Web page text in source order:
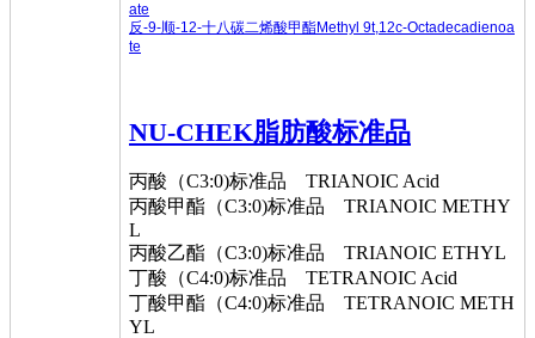
ate
反-9-顺-12-十八碳二烯酸甲酯Methyl 9t,12c-Octadecadienoa
te
NU-CHEK脂肪酸标准品
丙酸（C3:0)标准品 TRIANOIC Acid
丙酸甲酯（C3:0)标准品 TRIANOIC METHY
L
丙酸乙酯（C3:0)标准品 TRIANOIC ETHYL
丁酸（C4:0)标准品 TETRANOIC Acid
丁酸甲酯（C4:0)标准品 TETRANOIC METH
YL